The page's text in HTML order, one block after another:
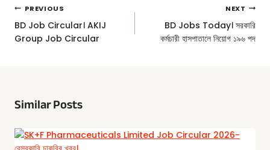
Post
Navigation
PREVIOUS
BD Job Circular। AKIJ
Group Job Circular
NEXT
BD Jobs Today। সরকারি
কর্মচারী হাসপাতালে নিয়োগ ১৯৬ পদ
Similar Posts